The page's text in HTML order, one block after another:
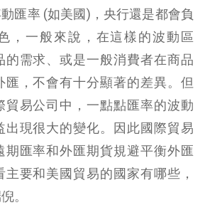
匯率 (如美國)，央行還是都會負
，一般來說，在這樣的波動區
的需求、或是一般消費者在商品
匯，不會有十分顯著的差異。但
貿易公司中，一點點匯率的波動
出現很大的變化。因此國際貿易
期匯率和外匯期貨規避平衡外匯
要和美國貿易的國家有哪些，
。